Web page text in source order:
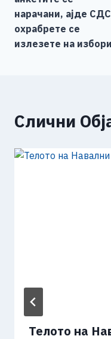
o
k
er
напис
нарачани, ајде СДС
охрабрете се
излезете на избори
Слични
Телото на